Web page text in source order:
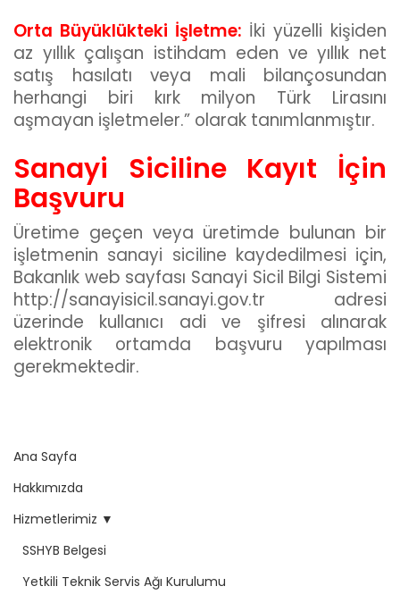
Orta Büyüklükteki İşletme: İki yüzelli kişiden
az yıllık çalışan istihdam eden ve yıllık net
satış hasılatı veya mali bilançosundan
herhangi biri kırk milyon Türk Lirasını
aşmayan işletmeler.” olarak tanımlanmıştır.
Sanayi Siciline Kayıt İçin
Başvuru
Üretime geçen veya üretimde bulunan bir
işletmenin sanayi siciline kaydedilmesi için,
Bakanlık web sayfası Sanayi Sicil Bilgi Sistemi
http://sanayisicil.sanayi.gov.tr adresi
üzerinde kullanıcı adi ve şifresi alınarak
elektronik ortamda başvuru yapılması
gerekmektedir.
Ana Sayfa
Hakkımızda
Hizmetlerimiz ▼
SSHYB Belgesi
Yetkili Teknik Servis Ağı Kurulumu